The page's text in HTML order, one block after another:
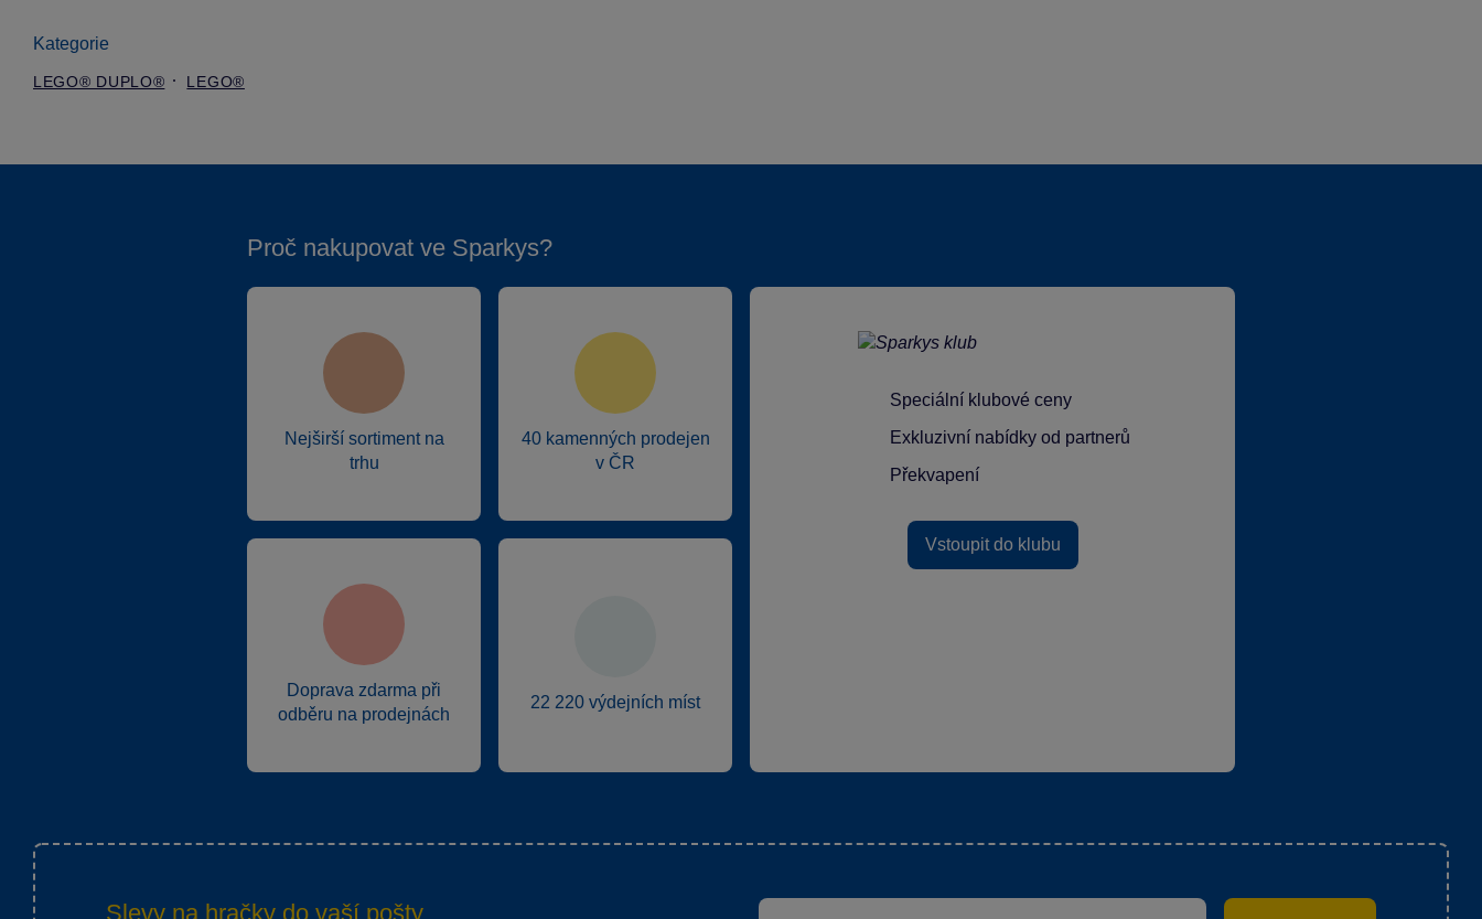
Kategorie
LEGO® DUPLO® LEGO®
Proč nakupovat ve Sparkys?
Nejširší sortiment na
trhu
40 kamenných prodejen
v ČR
Doprava zdarma při
odběru na prodejnách
22 220 výdejních míst
Speciální klubové ceny
Exkluzivní nabídky od partnerů
Překvapení
Vstoupit do klubu
Slevy na hračky do vaší pošty